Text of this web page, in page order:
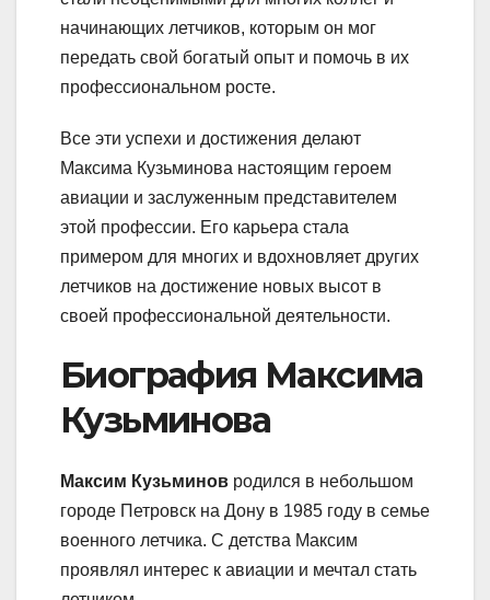
начинающих летчиков, которым он мог
передать свой богатый опыт и помочь в их
профессиональном росте.
Все эти успехи и достижения делают
Максима Кузьминова настоящим героем
авиации и заслуженным представителем
этой профессии. Его карьера стала
примером для многих и вдохновляет других
летчиков на достижение новых высот в
своей профессиональной деятельности.
Биография Максима
Кузьминова
Максим Кузьминов родился в небольшом
городе Петровск на Дону в 1985 году в семье
военного летчика. С детства Максим
проявлял интерес к авиации и мечтал стать